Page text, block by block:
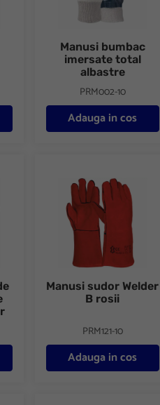
Manusi bumbac
imersate total
albastre
PRM002-10
Adauga in cos
Manusi sudor Welder
B rosii
PRM121-10
Adauga in cos